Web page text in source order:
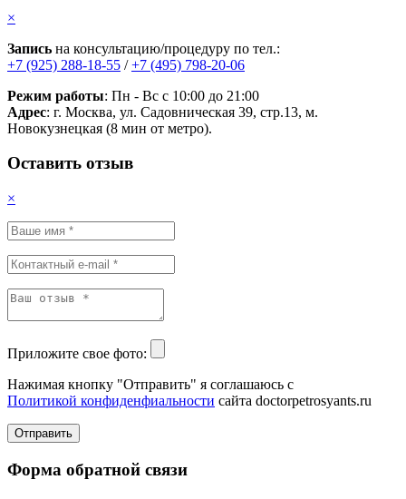
×
Запись на консультацию/процедуру по тел.:
+7 (925) 288-18-55 /+7 (495) 798-20-06
Режим работы: Пн - Вс с 10:00 до 21:00
Адрес: г. Москва, ул. Садовническая 39, стр.13, м.
Новокузнецкая (8 мин от метро).
Оставить отзыв
×
Приложите свое фото:
Нажимая кнопку "Отправить" я соглашаюсь с
Политикой конфиденфиальности сайта doctorpetrosyants.ru
Отправить
Форма обратной связи